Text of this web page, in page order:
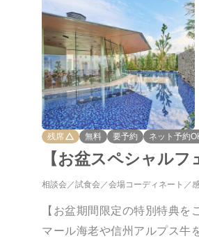
残席 無料 要予約 ネット予約
【お盆スペシャル
相談会 試食会 会場コーディネート
【お盆期間限定の特別特典
マール海老や信州アルプス牛